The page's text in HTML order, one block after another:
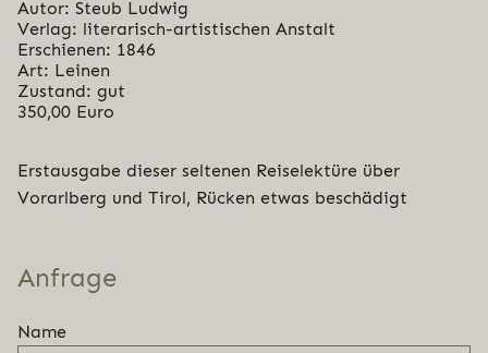
Autor: Steub Ludwig
Verlag: literarisch-artistischen Anstalt
Erschienen: 1846
Art: Leinen
Zustand: gut
350,00 Euro
Erstausgabe dieser seltenen Reiselektüre über
Vorarlberg und Tirol, Rücken etwas beschädigt
Anfrage
Name